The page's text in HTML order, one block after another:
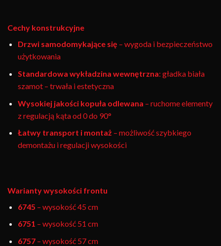
Cechy konstrukcyjne
Drzwi samodomykające się – wygoda i bezpieczeństwo
użytkowania
Standardowa wykładzina wewnętrzna: gładka biała
szamot – trwała i estetyczna
Wysokiej jakości kopuła odlewana – ruchome elementy
z regulacją kąta od 0 do 90°
Łatwy transport i montaż – możliwość szybkiego
demontażu i regulacji wysokości
Warianty wysokości frontu
6745 – wysokość 45 cm
6751 – wysokość 51 cm
6757– wysokość 57 cm